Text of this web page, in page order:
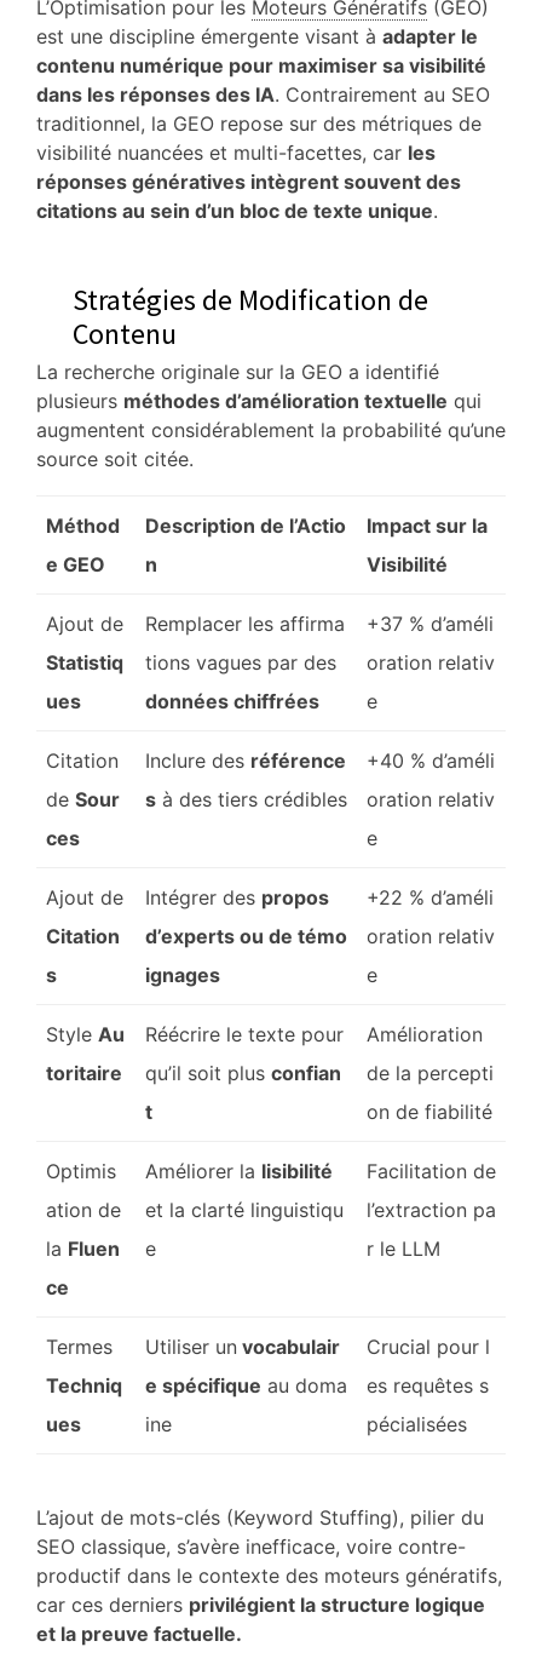
L’Optimisation pour les Moteurs Génératifs (GEO)
est une discipline émergente visant à adapter le
contenu numérique pour maximiser sa visibilité
dans les réponses des IA. Contrairement au SEO
traditionnel, la GEO repose sur des métriques de
visibilité nuancées et multi-facettes, car les
réponses génératives intègrent souvent des
citations au sein d’un bloc de texte unique.
Stratégies de Modification de
Contenu
La recherche originale sur la GEO a identifié
plusieurs méthodes d’amélioration textuelle qui
augmentent considérablement la probabilité qu’une
source soit citée.
Méthod
e GEO
Description de l’Actio
n
Impact sur la
Visibilité
Ajout de
Statistiq
ues
Remplacer les affirma
tions vagues par des
données chiffrées
+37 % d’améli
oration relativ
e
Citation
de Sour
ces
Inclure des référence
s à des tiers crédibles
+40 % d’améli
oration relativ
e
Ajout de
Citation
s
Intégrer des propos
d’experts ou de témo
ignages
+22 % d’améli
oration relativ
e
Style Au
toritaire
Réécrire le texte pour
qu’il soit plus confian
t
Amélioration
de la percepti
on de fiabilité
Optimis
ation de
la Fluen
ce
Améliorer la lisibilité
et la clarté linguistiqu
e
Facilitation de
l’extraction pa
r le LLM
Termes
Techniq
ues
Utiliser un vocabulair
e spécifique au doma
ine
Crucial pour l
es requêtes s
pécialisées
L’ajout de mots-clés (Keyword Stuffing), pilier du
SEO classique, s’avère inefficace, voire contre-
productif dans le contexte des moteurs génératifs,
car ces derniers privilégient la structure logique
et la preuve factuelle.